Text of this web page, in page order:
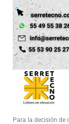
Para la decisión de